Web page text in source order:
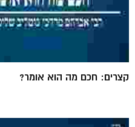
קצרים: חכם מה הוא אומר?